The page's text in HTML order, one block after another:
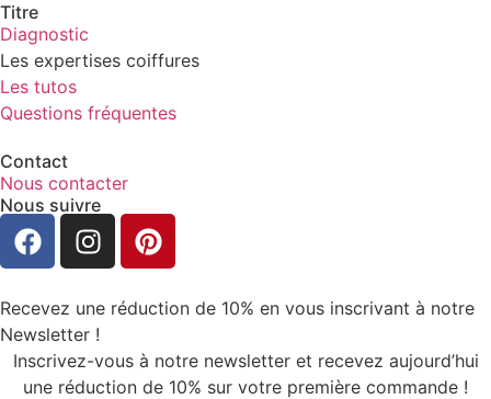
Titre
Diagnostic
Les expertises coiffures
Les tutos
Questions fréquentes
Contact
Nous contacter
Nous suivre
Recevez une réduction de 10% en vous inscrivant à notre
Newsletter !
Inscrivez-vous à notre newsletter et recevez aujourd’hui
une réduction de 10% sur votre première commande !